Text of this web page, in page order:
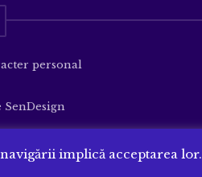
personal
SenDesign
implică acceptarea lor.